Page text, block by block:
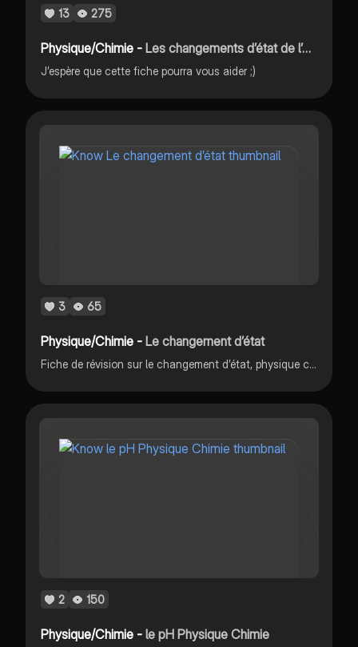
13 275
Physique/Chimie -Les changements d’état de l’eau
J’espère que cette fiche pourra vous aider ;)
3 65
Physique/Chimie -Le changement d’état
Fiche de révision sur le changement d’état, physique chimie
2 150
Physique/Chimie -le pH Physique Chimie